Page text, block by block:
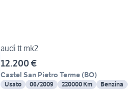
audi tt mk2
12.200 €
Castel San Pietro Terme (BO)
Usato 06/2009 220000 Km Benzina